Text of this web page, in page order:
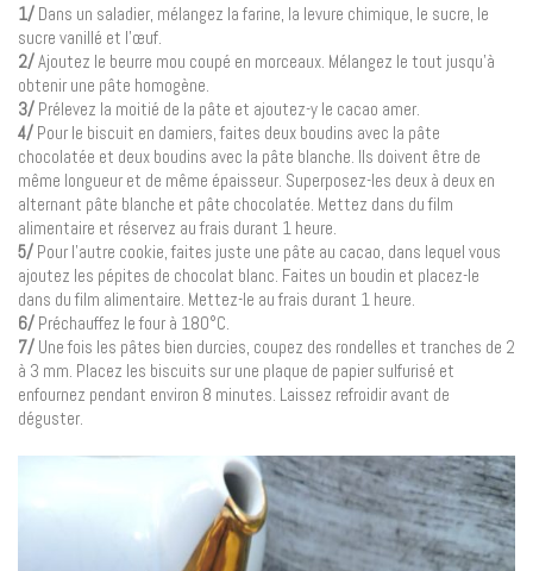
1/ Dans un saladier, mélangez la farine, la levure chimique, le sucre, le
sucre vanillé et l’œuf.
2/Ajoutez le beurre mou coupé en morceaux. Mélangez le tout jusqu’à
obtenir une pâte homogène.
3/ Prélevez la moitié de la pâte et ajoutez-y le cacao amer.
4/ Pour le biscuit en damiers, faites deux boudins avec la pâte
chocolatée et deux boudins avec la pâte blanche. Ils doivent être de
même longueur et de même épaisseur. Superposez-les deux à deux en
alternant pâte blanche et pâte chocolatée. Mettez dans du film
alimentaire et réservez au frais durant 1 heure.
5/ Pour l’autre cookie, faites juste une pâte au cacao, dans lequel vous
ajoutez les pépites de chocolat blanc. Faites un boudin et placez-le
dans du film alimentaire. Mettez-le au frais durant 1 heure.
6/ Préchauffez le four à 180°C.
7/ Une fois les pâtes bien durcies, coupez des rondelles et tranches de 2
à 3 mm. Placez les biscuits sur une plaque de papier sulfurisé et
enfournez pendant environ 8 minutes. Laissez refroidir avant de
déguster.